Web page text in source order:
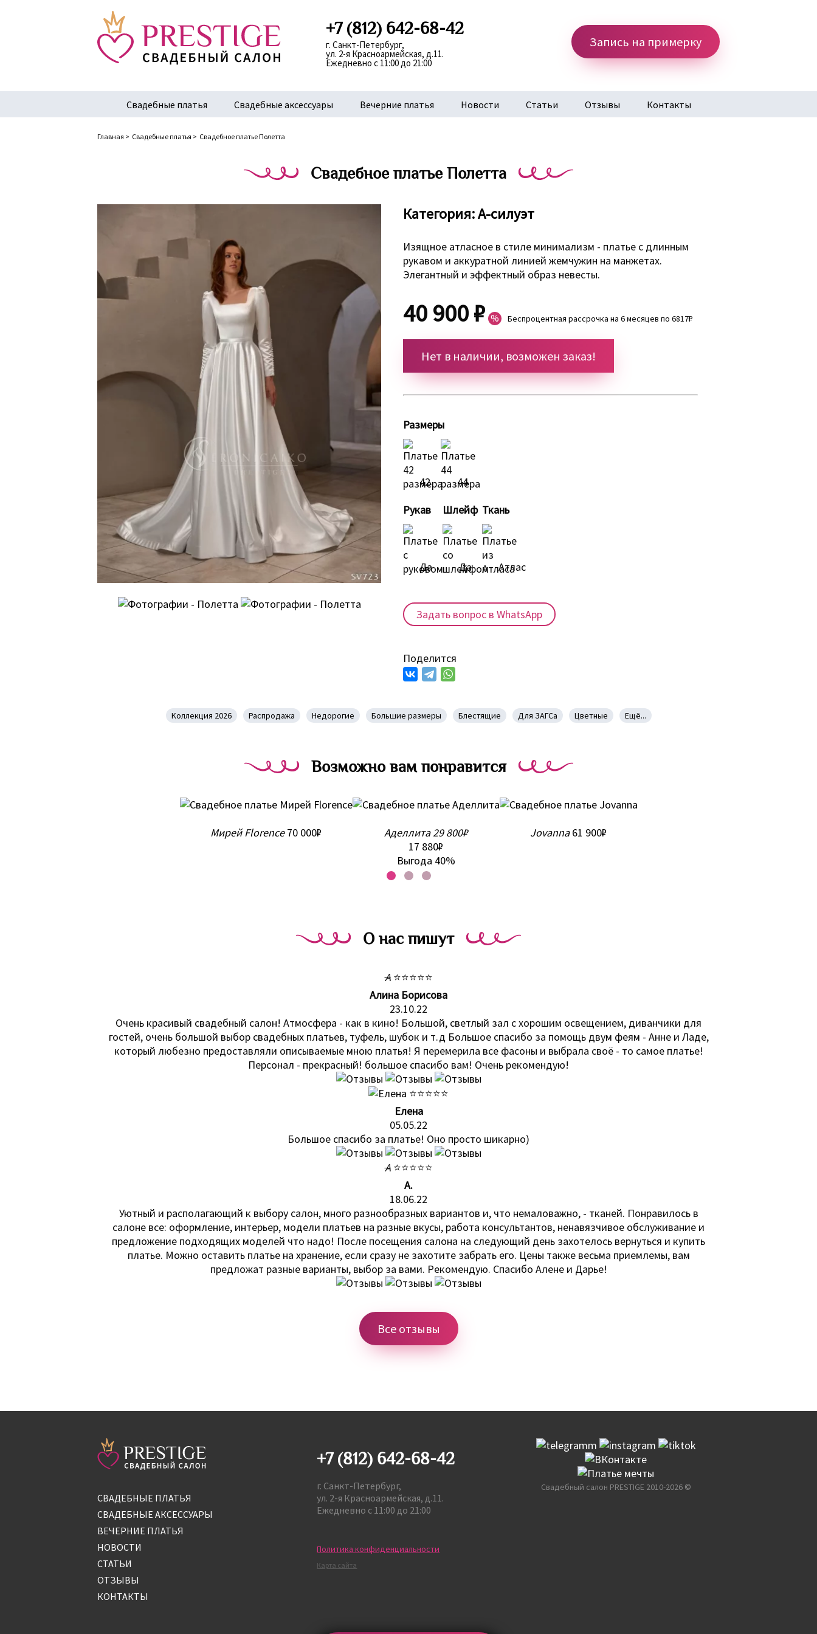
+7 (812) 642-68-42
г. Санкт-Петербург,
ул. 2-я Красноармейская, д.11.
Ежедневно с 11:00 до 21:00
Запись на примерку
Свадебные платья Свадебные аксессуары Вечерние платья Новости Статьи Отзывы Контакты
Главная > Свадебные платья > Свадебное платье Полетта
Свадебное платье Полетта
Категория:А-силуэт
Изящное атласное в стиле минимализм - платье с длинным
рукавом и аккуратной линией жемчужин на манжетах.
Элегантный и эффектный образ невесты.
40 900 ₽ % Беспроцентная рассрочка на 6 месяцев по 6817₽
Нет в наличии, возможен заказ!
Размеры
42 44
Рукав
Да
Шлейф
Да
Ткань
Атлас
Задать вопрос в WhatsApp
Поделится
Kоллекция 2026 Распродажа Недорогие Большие размеры Блестящие Для ЗАГСа Цветные Ещё...
Возможно вам понравится
Мирей Florence 70 000₽ Аделлита29 800₽
17 880₽
Выгода 40%
Jovanna 61 900₽
О нас пишут
А ⭐⭐⭐⭐⭐
Алина Борисова
23.10.22
Очень красивый свадебный салон! Атмосфера - как в кино! Большой, светлый зал с хорошим освещением, диванчики для
гостей, очень большой выбор свадебных платьев, туфель, шубок и т.д Большое спасибо за помощь двум феям - Анне и Ладе,
который любезно предоставляли описываемые мною платья! Я перемерила все фасоны и выбрала своё - то самое платье!
Персонал - прекрасный! большое спасибо вам! Очень рекомендую!
⭐⭐⭐⭐⭐
Елена
05.05.22
Большое спасибо за платье! Оно просто шикарно)
A ⭐⭐⭐⭐⭐
A.
18.06.22
Уютный и располагающий к выбору салон, много разнообразных вариантов и, что немаловажно, - тканей. Понравилось в
салоне все: оформление, интерьер, модели платьев на разные вкусы, работа консультантов, ненавязчивое обслуживание и
предложение подходящих моделей что надо! После посещения салона на следующий день захотелось вернуться и купить
платье. Можно оставить платье на хранение, если сразу не захотите забрать его. Цены также весьма приемлемы, вам
предложат разные варианты, выбор за вами. Рекомендую. Спасибо Алене и Дарье!
Все отзывы
СВАДЕБНЫЕ ПЛАТЬЯ
СВАДЕБНЫЕ АКСЕССУАРЫ
ВЕЧЕРНИЕ ПЛАТЬЯ
НОВОСТИ
СТАТЬИ
ОТЗЫВЫ
КОНТАКТЫ
+7 (812) 642-68-42
г. Санкт-Петербург,
ул. 2-я Красноармейская, д.11.
Ежедневно с 11:00 до 21:00
Политика конфиденциальности
Карта сайта
Свадебный салон PRESTIGE 2010-2026 ©